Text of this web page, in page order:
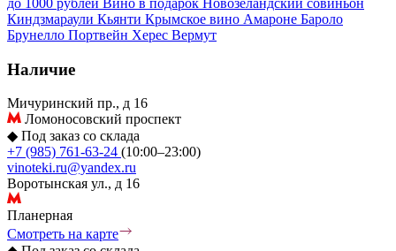
Киндзмараули Кьянти Крымское вино Амароне Бароло
Брунелло Портвейн Херес Вермут
Наличие
Мичуринский пр., д 16
Ломоносовский проспект
◆ Под заказ со склада
+7 (985) 761-63-24 (10:00–23:00)
vinoteki.ru@yandex.ru
Воротынская ул., д 16
Планерная
Смотреть на карте